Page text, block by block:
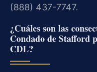
(888) 437-7747.
¿Cuáles son las
Condado de Stafford
CDL?